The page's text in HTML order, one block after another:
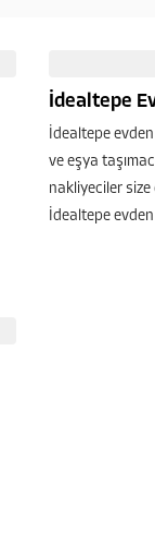
İdealtepe
İdealtepe
ve eşya
nakliyeciler size
İdealtepe